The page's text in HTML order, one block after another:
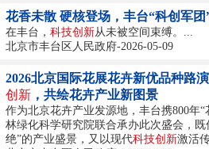
花香未散 硬核登场，丰台“科创军
在丰台， 科技创新从未被空间束缚。...
北京市丰台区人民政府-2026-05-09
2026北京国际花展花卉新优品种路
创新 ，共绘花卉产业新图景
作为北京花卉产业发源地，丰台携800年
林绿化科学研究院联合承办此次盛会，
绝”的产业盛景，又以现代科技创新激活